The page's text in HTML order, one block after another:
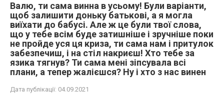
Валю, ти сама винна в усьому! Були варіанти,
щоб залишити доньку батькові, а я могла
виїхати до бабусі. Але ж це були твої слова,
що у тебе всім буде затишніше і зручніше поки
не пройде уся ця криза, ти сама нам і притулок
забезпечиш, і на стіл накриєш! Хто тебе за
язика тягнув? Ти сама мені зіпсувала всі
плани, а тепер жалієшся? Ну і хто з нас винен
Дата публікації: 04.09.2021